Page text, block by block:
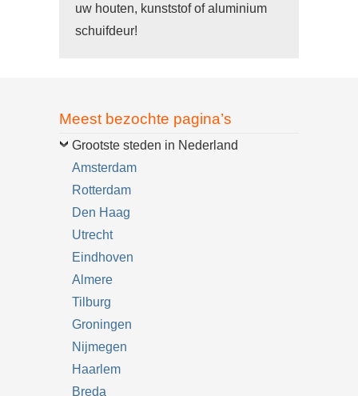
uw houten, kunststof of aluminium
schuifdeur!
Meest bezochte pagina’s
Grootste steden in Nederland
Amsterdam
Rotterdam
Den Haag
Utrecht
Eindhoven
Almere
Tilburg
Groningen
Nijmegen
Haarlem
Breda